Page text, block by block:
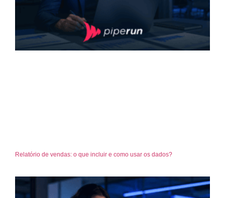
Relatório de vendas: o que incluir e como usar os dados?